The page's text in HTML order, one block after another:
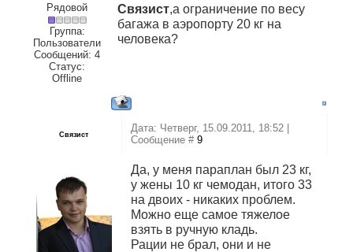
Рядовой
Группа:
Пользователи
Сообщений: 4
Статус:
Offline
Связист,а ограничение по весу
багажа в аэропорту 20 кг на
человека?
Связист
Дата: Четверг, 15.09.2011, 18:52 |
Сообщение # 9
Да, у меня параплан был 23 кг,
у жены 10 кг чемодан, итого 33
на двоих - никаких проблем.
Можно еще самое тяжелое
взять в ручную кладь.
Рации не брал, они и не